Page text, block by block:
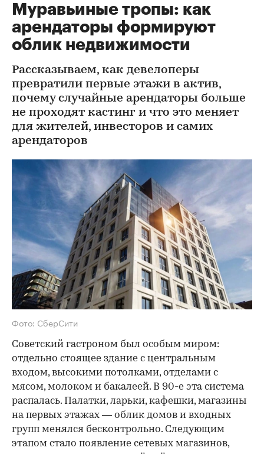
Муравьиные тропы: как
арендаторы формируют
облик недвижимости
Рассказываем, как девелоперы
превратили первые этажи в актив,
почему случайные арендаторы больше
не проходят кастинг и что это меняет
для жителей, инвесторов и самих
арендаторов
Фото: СберСити
Советский гастроном был особым миром:
отдельно стоящее здание с центральным
входом, высокими потолками, отделами с
мясом, молоком и бакалеей. В 90-е эта система
распалась. Палатки, ларьки, кафешки, магазины
на первых этажах — облик домов и входных
групп менялся бесконтрольно. Следующим
этапом стало появление сетевых магазинов,